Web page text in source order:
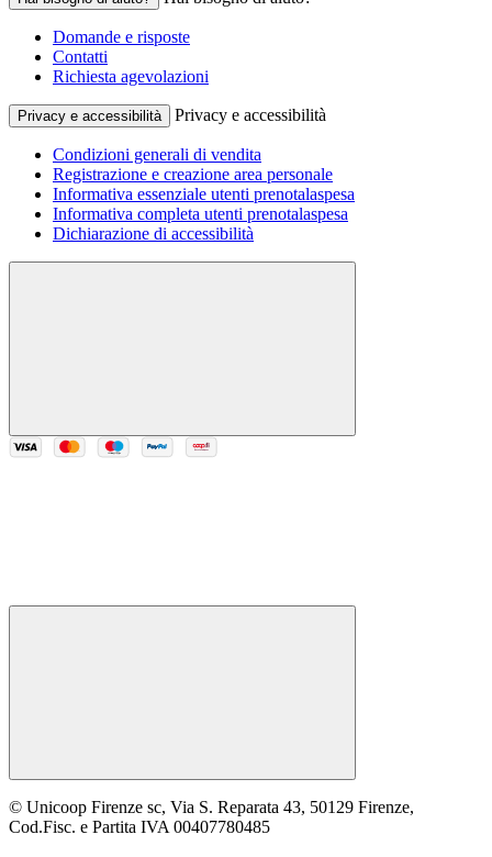
Domande e risposte
Contatti
Richiesta agevolazioni
Privacy e accessibilità Privacy e accessibilità
Condizioni generali di vendita
Registrazione e creazione area personale
Informativa essenziale utenti prenotalaspesa
Informativa completa utenti prenotalaspesa
Dichiarazione di accessibilità
© Unicoop Firenze sc, Via S. Reparata 43, 50129 Firenze,
Cod.Fisc. e Partita IVA 00407780485